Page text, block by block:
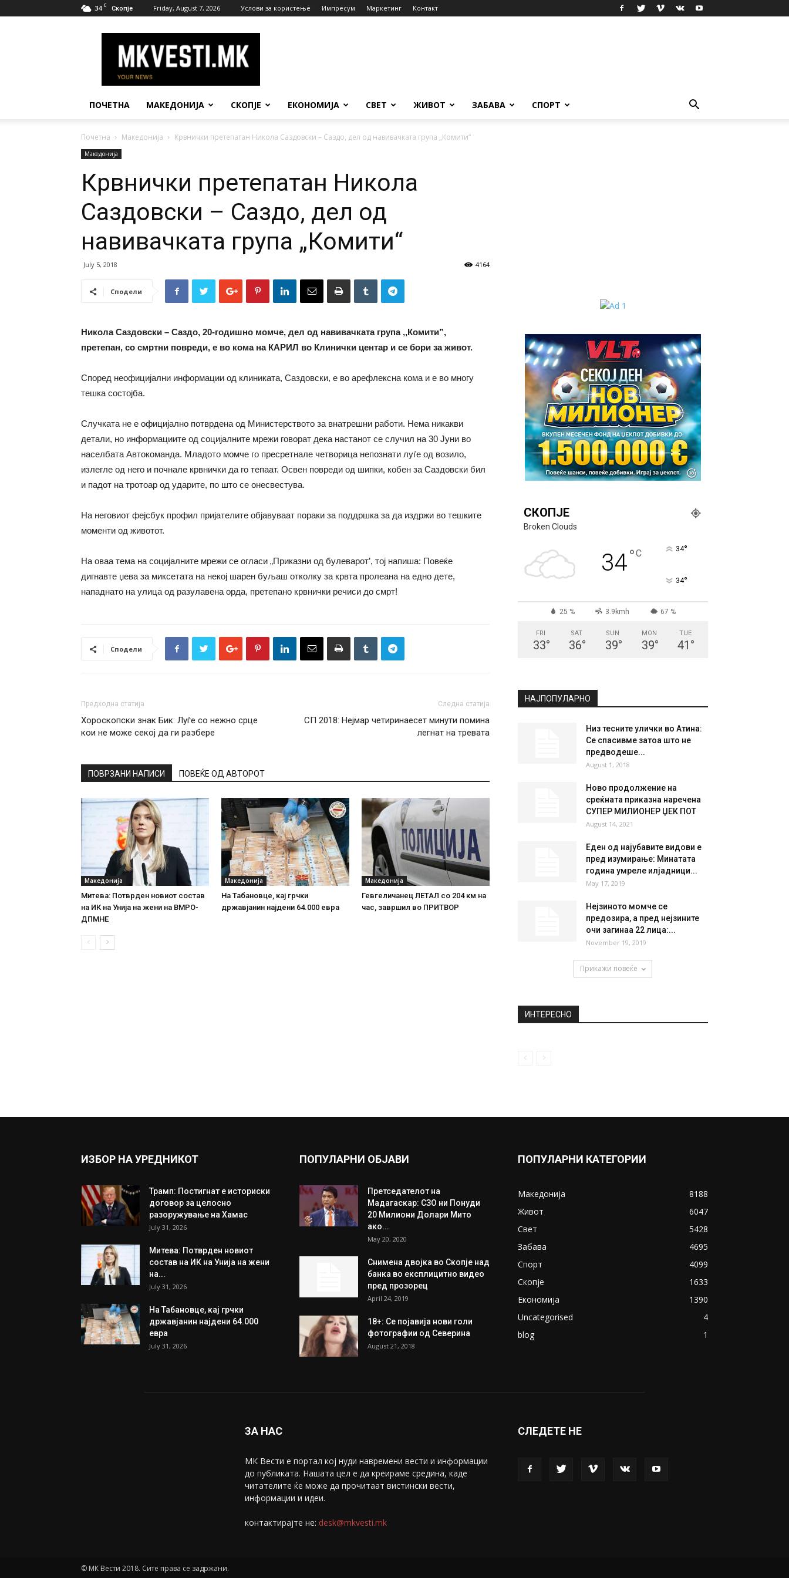
34 C Скопје Friday, August 7, 2026 Услови за користење Импресум Маркетинг Контакт
Вести
ПОЧЕТНА МАКЕДОНИЈА СКОПЈЕ ЕКОНОМИЈА СВЕТ ЖИВОТ ЗАБАВА СПОРТ
Почетна Македонија Крвнички претепатан Никола Саздовски – Саздо, дел од навивачката група „Комити“
Македонија
Крвнички претепатан Никола
Саздовски – Саздо, дел од
навивачката група „Комити“
July 5, 2018 4164
Сподели
Никола Саздовски – Саздо, 20-годишно момче, дел од навивачката група ,,Комити”,
претепан, со смртни повреди, е во кома на КАРИЛ во Клинички центар и се бори за живот.
Според неофицијални информации од клиниката, Саздовски, е во арефлексна кома и е во многу
тешка состојба.
Случката не е официјално потврдена од Министерството за внатрешни работи. Нема никакви
детали, но информациите од социјалните мрежи говорат дека настанот се случил на 30 Јуни во
населбата Автокоманда. Младото момче го пресретнале четворица непознати луѓе од возило,
излегле од него и почнале крвнички да го тепаат. Освен повреди од шипки, кобен за Саздовски бил
и падот на тротоар од ударите, по што се онесвестува.
На неговиот фејсбук профил пријателите објавуваат пораки за поддршка за да издржи во тешките
моменти од животот.
На оваа тема на социјалните мрежи се огласи „Приказни од булеварот’, тој напиша: Повеќе
дигнавте џева за миксетата на некој шарен буљаш отколку за крвта пролеана на едно дете,
нападнато на улица од разулавена орда, претепано крвнички речиси до смрт!
Сподели
Предходна статија
Хороскопски знак Бик: Луѓе со нежно срце
кои не може секој да ги разбере
Следна статија
СП 2018: Нејмар четиринаесет минути помина
легнат на тревата
ПОВРЗАНИ НАПИСИ ПОВЕЌЕ ОД АВТОРОТ
Македонија
Митева: Потврден новиот состав
на ИК на Унија на жени на ВМРО-
ДПМНЕ
Македонија
На Табановце, кај грчки
државјанин најдени 64.000 евра
Македонија
Гевгеличанец ЛЕТАЛ со 204 км на
час, завршил во ПРИТВОР
СКОПЈЕ
Broken Clouds
34°C 34°
34°
25 % 3.9kmh 67 %
FRI
33°
SAT
36°
SUN
39°
MON
39°
TUE
41 °
НАЈПОПУЛАРНО
Низ тесните улички во Атина:
Се спасивме затоа што не
предводеше...
August 1, 2018
Ново продолжение на
среќната приказна наречена
СУПЕР МИЛИОНЕР ЏЕК ПОТ
August 14, 2021
Еден од најубавите видови е
пред изумирање: Минатата
година умреле илјадници...
May 17, 2019
Нејзиното момче се
предозира, а пред нејзините
очи загинаа 22 лица:...
November 19, 2019
Прикажи повеќе
ИНТЕРЕСНО
ИЗБОР НА УРЕДНИКОТ
Трамп: Постигнат е историски
договор за целосно
разоружување на Хамас
July 31, 2026
Митева: Потврден новиот
состав на ИК на Унија на жени
на...
July 31, 2026
На Табановце, кај грчки
државјанин најдени 64.000
евра
July 31, 2026
ПОПУЛАРНИ ОБЈАВИ
Претседателот на
Мадагаскар: СЗО ни Понуди
20 Милиони Долари Мито
ако...
May 20, 2020
Снимена двојка во Скопје над
банка во експлицитно видео
пред прозорец
April 24, 2019
18+: Се појавија нови голи
фотографии од Северина
August 21, 2018
ПОПУЛАРНИ КАТЕГОРИИ
Македонија
8188
Живот
6047
Свет
5428
Забава
4695
Спорт
4099
Скопје
1633
Економија
1390
Uncategorised
4
blog
1
ЗА НАС
МК Вести е портал коj нуди навремени вести и информации
до публиката. Нашата цел е да креираме средина, каде
читателите ќе може да прочитаат вистински вести,
информации и идеи.
контактирајте не: desk@mkvesti.mk
СЛЕДЕТЕ НЕ
© МК Вести 2018. Сите права се задржани.